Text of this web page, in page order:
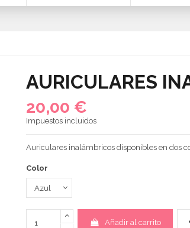
AURICULARES
20,00 €
Impuestos incluidos
Auriculares inalámbricos disponibles en dos
Color
Añadir al carrito